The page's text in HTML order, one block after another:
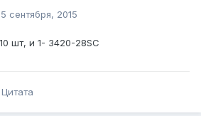
5 сентября, 2015
шт, и 1- 3420-28SC
Цитата